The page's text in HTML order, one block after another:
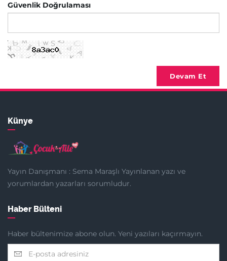
Güvenlik Doğrulaması
Devam Et
Künye
Yayın Danışmanı : Sema Maraşlı Yayınlanan yazı ve
yorumlardan yazarları sorumludur.
Haber Bülteni
Haber bültenimize abone olun. Yeni yazıları kaçırmayın.